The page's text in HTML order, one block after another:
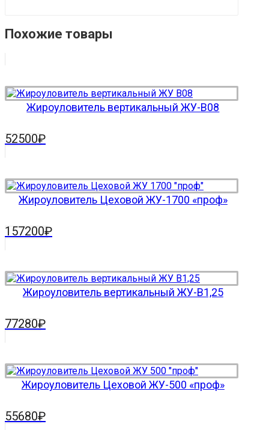
Похожие товары
Жироуловитель вертикальный ЖУ-В08
52500₽
Жироуловитель Цеховой ЖУ-1700 «проф»
157200₽
Жироуловитель вертикальный ЖУ-В1,25
77280₽
Жироуловитель Цеховой ЖУ-500 «проф»
55680₽